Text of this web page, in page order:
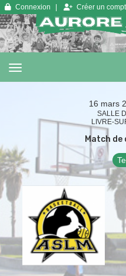
Connexion Créer un
16 mars
SALLE
LIVRE-
Match
Panneau de gestion des cookies